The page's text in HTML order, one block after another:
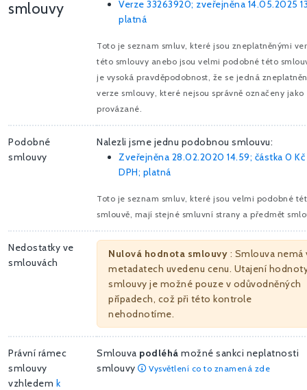
smlouvy
Verze 33263920; zveřejněna 14.05.2025
platná
Toto je seznam smluv, které jsou zneplatněnými
této smlouvy anebo jsou velmi podobné této
je vysoká pravděpodobnost, že se jedná
verze smlouvy, které nejsou správně označeny jako
provázané.
Podobné
smlouvy
Nalezli jsme jednu podobnou smlouvu:
Zveřejněna 28.02.2020 14.59; částka 0 Kč
DPH; platná
Toto je seznam smluv, které jsou velmi podobné
smlouvě, mají stejné smluvní strany a předmět
Nedostatky ve
smlouvách
Nulová hodnota smlouvy : Smlouva nemá
metadatech uvedenu cenu. Utajení
smlouvy je možné pouze v odůvodněných
případech, což při této kontrole
nehodnotíme.
Právní rámec
smlouvy
vzhledem k
Smlouva podléhá možné sankci neplatnosti
smlouvy
Vysvětlení co to znamená zde